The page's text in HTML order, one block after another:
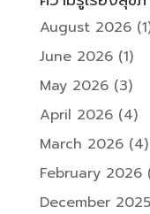
August 2026
June 2026(1)
May 2026(3)
April 2026(4)
March 2026(4)
February 2026
December 2025